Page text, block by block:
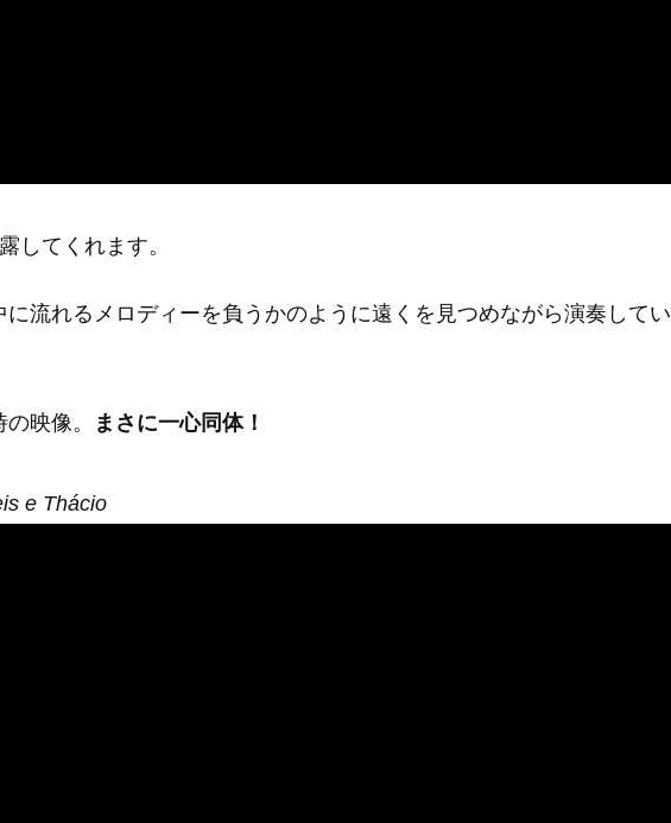
してくれます。
流れるメロディーを負うかのように遠くを見つめながら演奏してい
映像。
まさに一心同体！
e Thácio